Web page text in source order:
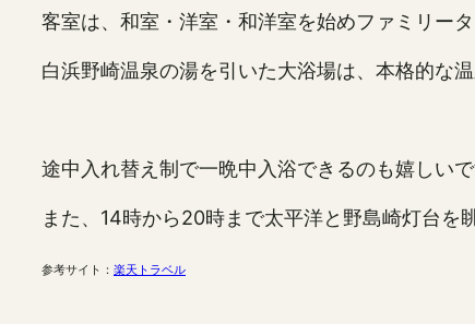
客室は、和室・洋室・和洋室を始めファミリー
白浜野崎温泉の湯を引いた大浴場は、本格的な
途中入れ替え制で一晩中入浴できるのも嬉しいで
また、14時から20時まで太平洋と野島崎灯台を
参考サイト： 楽天トラベル